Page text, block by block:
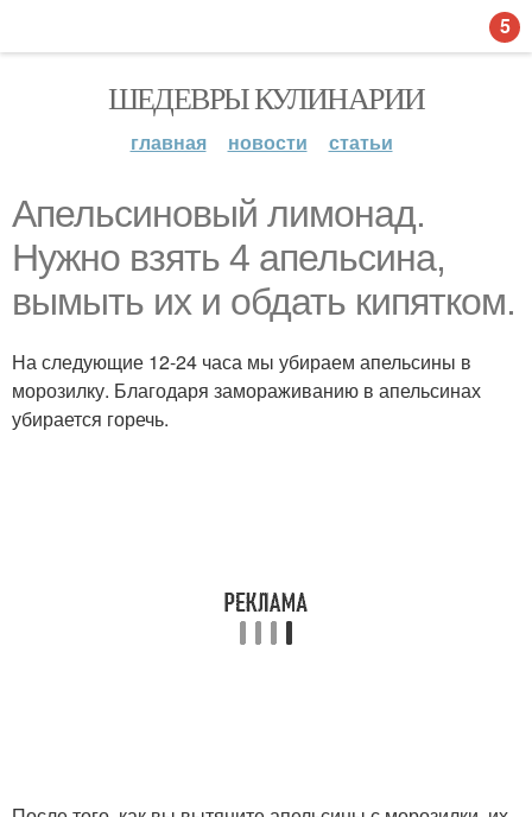
ШЕДЕВРЫ КУЛИНАРИИ
главная новости статьи
Апельсиновый лимонад.
Нужно взять 4 апельсина,
вымыть их и обдать кипятком.
На следующие 12-24 часа мы убираем апельсины в
морозилку. Благодаря замораживанию в апельсинах
убирается горечь.
5